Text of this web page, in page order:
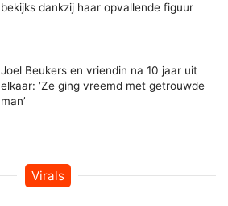
bekijks dankzij haar opvallende figuur
Joel Beukers en vriendin na 10 jaar uit
elkaar: ‘Ze ging vreemd met getrouwde
man’
Virals